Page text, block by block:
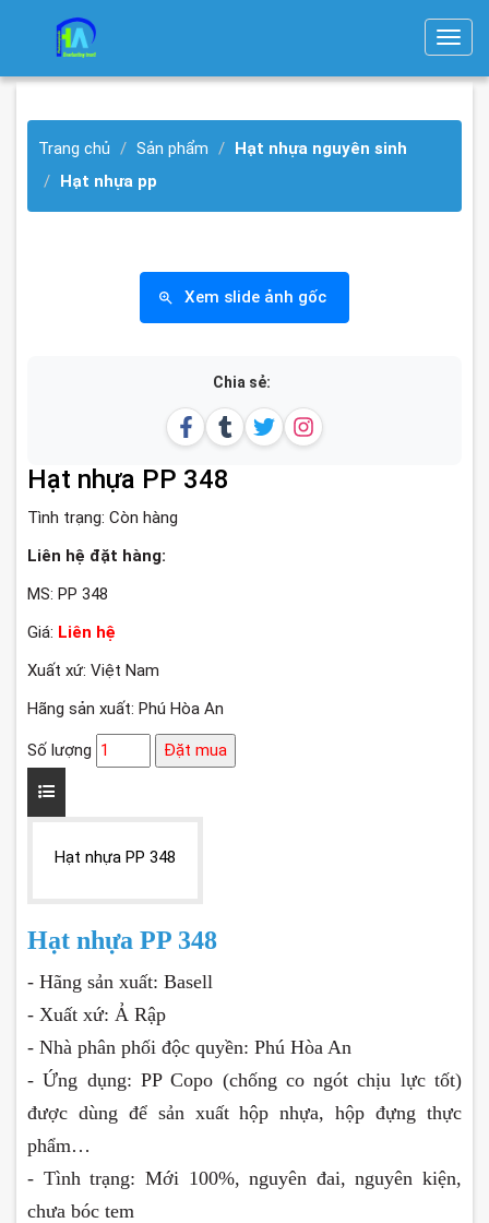
T
g
Trang chủ Sản phẩm
Hạt nhựa nguyên sinh
Hạt nhựa pp
Xem slide ảnh gốc
Chia sẻ:
Hạt nhựa PP 348
Tình trạng: Còn hàng
Liên hệ đặt hàng:
MS: PP 348
Giá: Liên hệ
Xuất xứ: Việt Nam
Hãng sản xuất: Phú Hòa An
Số lượng Đặt mua
Hạt nhựa PP 348
Hạt nhựa PP 348
- Hãng sản xuất: Basell
- Xuất xứ: Ả Rập
- Nhà phân phối độc quyền: Phú Hòa An
- Ứng dụng: PP Copo (chống co ngót chịu lực tốt)
được dùng để sản xuất hộp nhựa, hộp đựng thực
phẩm…
- Tình trạng: Mới 100%, nguyên đai, nguyên kiện,
chưa bóc tem